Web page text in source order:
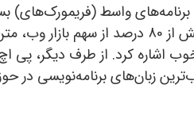
واسط (فریمورک‌های)
و محبوبی همچون لاراول ، دارابودن بیش از 80 درصد از
اشاره کرد. از طرف دیگر، پی
زبان‌های برنامه‌نویسی در